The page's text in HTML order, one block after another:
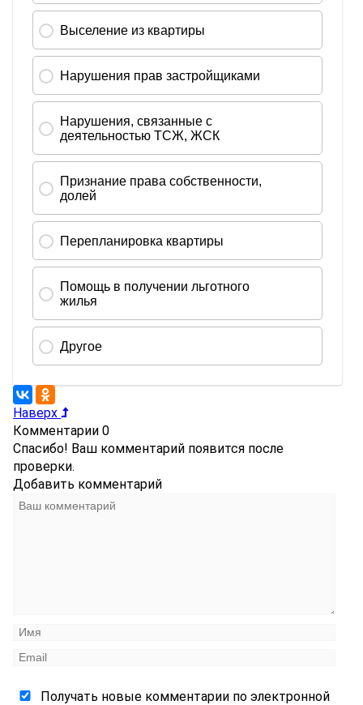
Наверх
Комментарии0
Спасибо! Ваш комментарий появится после
проверки.
Добавить комментарий
Получать новые комментарии по электронной